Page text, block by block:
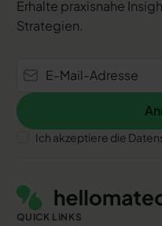
Erhalte praxisnahe
Strategien.
Anmelden
Ich akzeptiere die
QUICK LINKS